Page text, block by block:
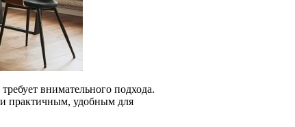
внимательного подхода.
практичным, удобным для